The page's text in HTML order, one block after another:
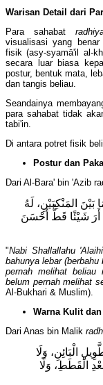
Warisan Detail dari
Para sahabat
visualisasi yang
fisik (asy-syamā'il al-
secara luar biasa
postur, bentuk mata,
dan tangis beliau.
Seandainya
para sahabat tidak
tabi'in.
Di antara potret fisik
Postur dan
Dari Al-Bara' bin 'Azib
المَنْكِبَيْنِ، لَهُ
أَرَ شَيْئًا قَطُّ أَحْسَنَ
"Nabi Shallallahu
bahunya lebar
pernah melihat beliau
belum pernah melihat
Al-Bukhari & Muslim).
Warna Kulit
Dari Anas bin Malik
الْبَائِنِ، وَلَا
الْقَطَطِ، وَلَا